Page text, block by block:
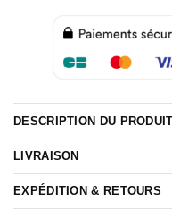
DESCRIPTION DU PRODUIT
LIVRAISON
EXPÉDITION & RETOURS